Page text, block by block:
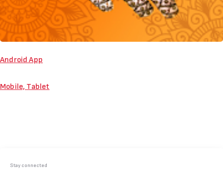
Android App
Mobile, Tablet
Stay connected